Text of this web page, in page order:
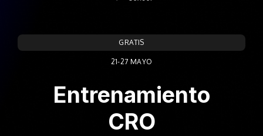
GRATIS
21-27 MAYO
Entrenamiento
CRO